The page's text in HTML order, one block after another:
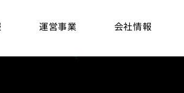
運営事業 会社情報